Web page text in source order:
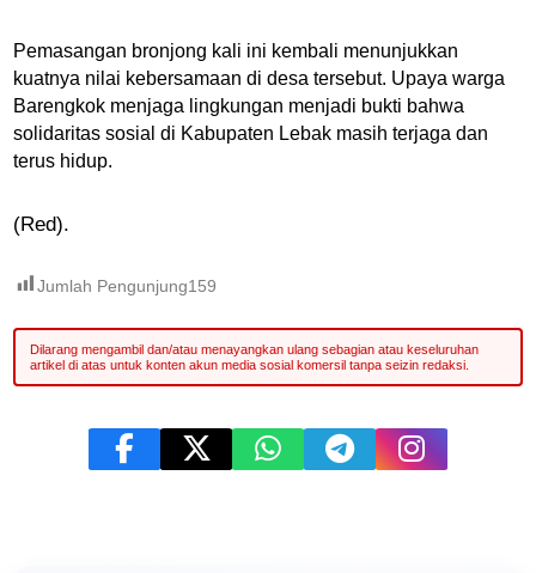
Pemasangan bronjong kali ini kembali menunjukkan
kuatnya nilai kebersamaan di desa tersebut. Upaya warga
Barengkok menjaga lingkungan menjadi bukti bahwa
solidaritas sosial di Kabupaten Lebak masih terjaga dan
terus hidup.
(Red).
Jumlah Pengunjung159